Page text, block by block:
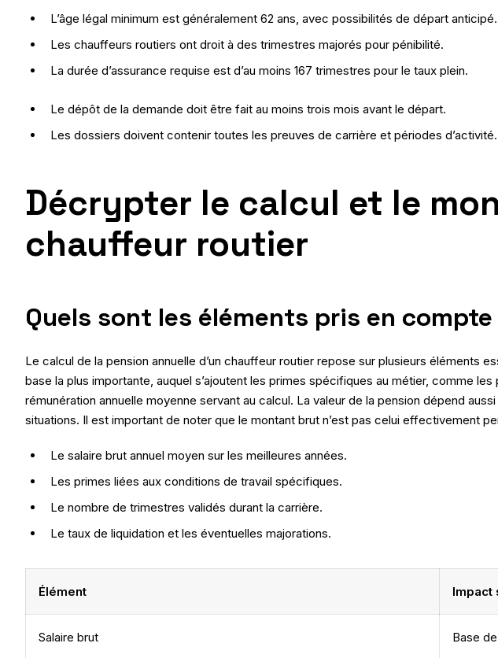
L’âge légal minimum est généralement 62 ans, avec possibilités de départ anticipé.
Les chauffeurs routiers ont droit à des trimestres majorés pour pénibilité.
La durée d’assurance requise est d’au moins 167 trimestres pour le taux plein.
Le dépôt de la demande doit être fait au moins trois mois avant le départ.
Les dossiers doivent contenir toutes les preuves de carrière et périodes d’activité.
Décrypter le calcul et le
chauffeur routier
Quels sont les éléments pris en
Le calcul de la pension annuelle d’un chauffeur routier repose sur plusieurs éléments
base la plus importante, auquel s’ajoutent les primes spécifiques au métier, comme
rémunération annuelle moyenne servant au calcul. La valeur de la pension dépend
situations. Il est important de noter que le montant brut n’est pas celui effectivement
Le salaire brut annuel moyen sur les meilleures années.
Les primes liées aux conditions de travail spécifiques.
Le nombre de trimestres validés durant la carrière.
Le taux de liquidation et les éventuelles majorations.
Élément Impact
Salaire brut Base